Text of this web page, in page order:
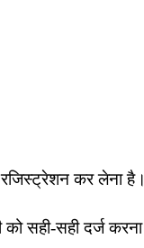
कर लेना है।
सही-सही दर्ज करना